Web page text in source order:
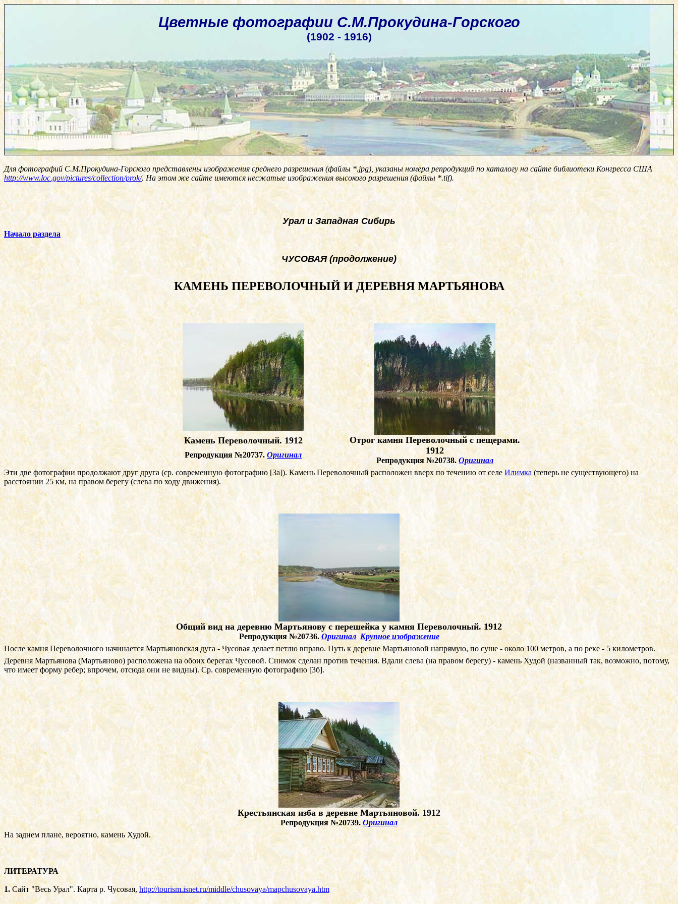
Цветные фотографии С.М.Прокудина-Горского
(1902 - 1916)
Для фотографий С.М.Прокудина-Горского представлены изображения среднего разрешения (файлы *.jpg) , указаны номера репродукций по каталогу на сайте библиотеки Конгресса США
http://www.loc.gov/pictures/collection/prok/. На этом же сайте имеются несжатые изображения высокого разрешения (файлы *.tif).
Урал и Западная Сибирь
Начало раздела
ЧУСОВАЯ (продолжение)
КАМЕНЬ ПЕРЕВОЛОЧНЫЙ И ДЕРЕВНЯ МАРТЬЯНОВА
Камень Переволочный. 1912
Репродукция №20737. Оригинал
Отрог камня Переволочный с пещерами.
1912
Репродукция №20738. Оригинал
Эти две фотографии продолжают друг друга (ср. современную фотографию [3а]). Камень Переволочный расположен вверх по течению от селе Илимка(теперь не существующего) на
расстоянии 25 км, на правом берегу (слева по ходу движения).
Общий вид на деревню Мартьянову с перешейка у камня Переволочный. 1912
Репродукция №20736.Оригинал Крупное изображение
После камня Переволочного начинается Мартьяновская дуга - Чусовая делает петлю вправо. Путь к деревне Мартьяновой напрямую, по суше - около 100 метров, а по реке - 5 километров.
Деревня Мартьянова (Мартьяново) расположена на обоих берегах Чусовой. Снимок сделан против течения. Вдали слева (на правом берегу) - камень Худой (названный так, возможно, потому,
что имеет форму ребер; впрочем, отсюда они не видны). Ср. современную фотографию [3б].
Крестьянская изба в деревне Мартьяновой. 1912
Репродукция №20739. Оригинал
На заднем плане, вероятно, камень Худой.
ЛИТЕРАТУРА
1.Сайт "Весь Урал". Карта р. Чусовая, http://tourism.isnet.ru/middle/chusovaya/mapchusovaya.htm